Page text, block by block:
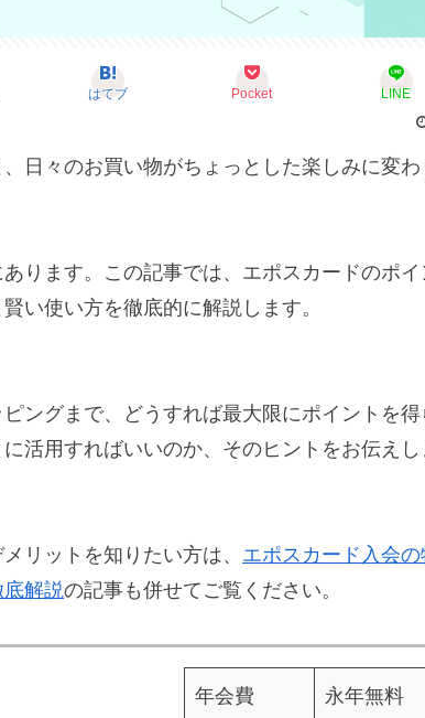
はてブ Pocket LINE
日々のお買い物がちょっとした楽しみに変わ
ります。この記事では、エポスカードのポ
い使い方を徹底的に解説します。
ングまで、どうすれば最大限にポイントを
活用すればいいのか、そのヒントをお伝えし
リットを知りたい方は、 エポスカード入会
解説の記事も併せてご覧ください。
年会費 永年無料